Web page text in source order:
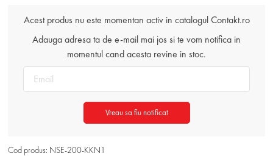
Acest produs nu este momentan activ in catalogul Contakt.ro
Adauga adresa ta de e-mail mai jos si te vom notifica in
momentul cand acesta revine in stoc.
Vreau sa fiu notificat
Cod produs: NSE-200-KKN1